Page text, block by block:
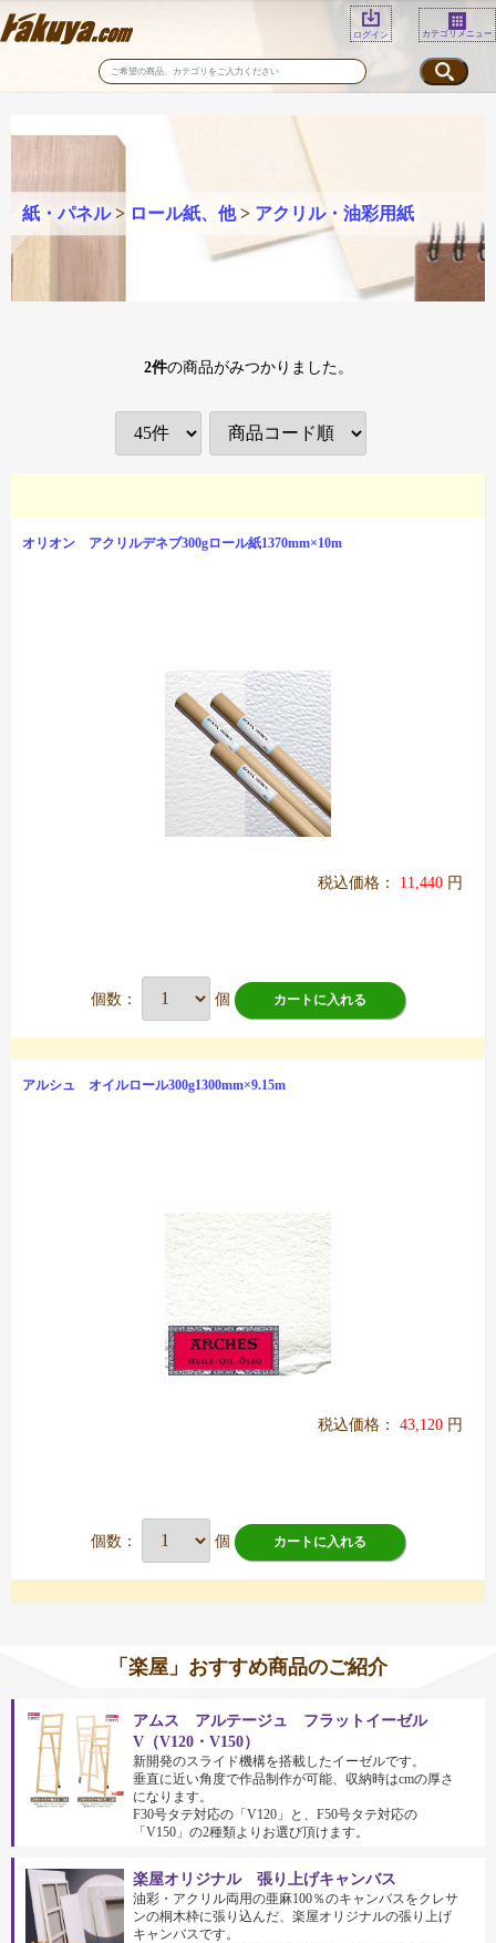
ログイン カテゴリメニュー
紙・パネル> ロール紙、他> アクリル・油彩用紙
2件の商品がみつかりました。
オリオン アクリルデネブ300gロール紙1370mm×10m
税込価格： 11,440 円
個数： 個 カートに入れる
アルシュ オイルロール300g1300mm×9.15m
税込価格： 43,120 円
個数： 個 カートに入れる
「楽屋」おすすめ商品のご紹介
アムス アルテージュ フラットイーゼル
V（V120・V150）
新開発のスライド機構を搭載したイーゼルです。
垂直に近い角度で作品制作が可能、収納時はcmの厚さ
になります。
F30号タテ対応の「V120」と、F50号タテ対応の
「V150」の2種類よりお選び頂けます。
楽屋オリジナル 張り上げキャンバス
油彩・アクリル両用の亜麻100％のキャンバスをクレサ
ンの桐木枠に張り込んだ、楽屋オリジナルの張り上げ
キャンバスです。